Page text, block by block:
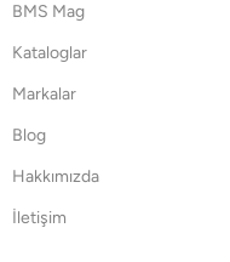
BMS Mag
Kataloglar
Markalar
Blog
Hakkımızda
İletişim